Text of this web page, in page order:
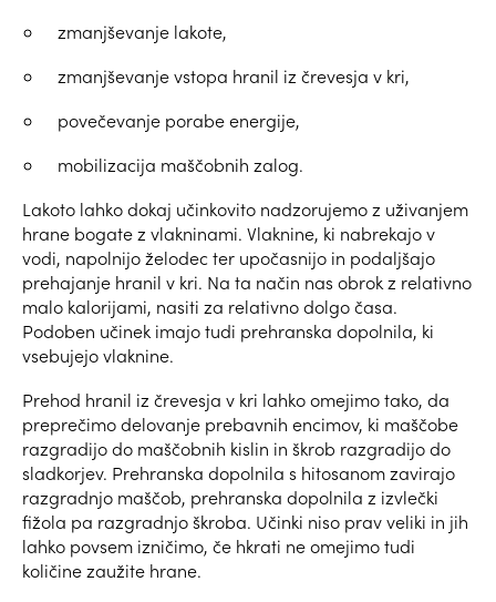
zmanjševanje lakote,
zmanjševanje vstopa hranil iz črevesja v kri,
povečevanje porabe energije,
mobilizacija maščobnih zalog.
Lakoto lahko dokaj učinkovito nadzorujemo z uživanjem
hrane bogate z vlakninami. Vlaknine, ki nabrekajo v
vodi, napolnijo želodec ter upočasnijo in podaljšajo
prehajanje hranil v kri. Na ta način nas obrok z relativno
malo kalorijami, nasiti za relativno dolgo časa.
Podoben učinek imajo tudi prehranska dopolnila, ki
vsebujejo vlaknine.
Prehod hranil iz črevesja v kri lahko omejimo tako, da
preprečimo delovanje prebavnih encimov, ki maščobe
razgradijo do maščobnih kislin in škrob razgradijo do
sladkorjev. Prehranska dopolnila s hitosanom zavirajo
razgradnjo maščob, prehranska dopolnila z izvlečki
fižola pa razgradnjo škroba. Učinki niso prav veliki in jih
lahko povsem izničimo, če hkrati ne omejimo tudi
količine zaužite hrane.